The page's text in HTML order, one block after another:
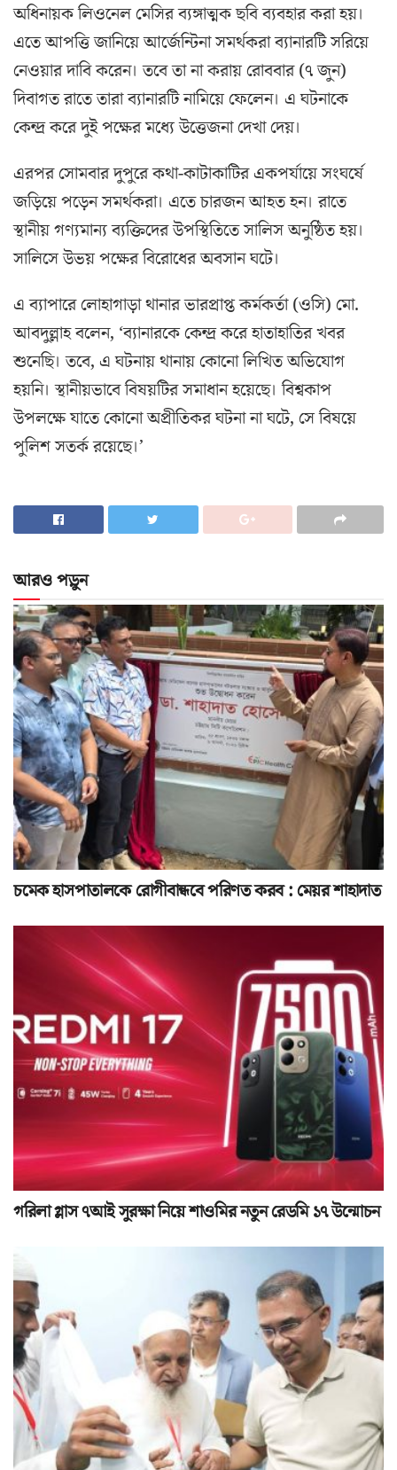
অধিনায়ক লিওনেল মেসির ব্যঙ্গাত্মক ছবি ব্যবহার করা হয়।
এতে আপত্তি জানিয়ে আর্জেন্টিনা সমর্থকরা ব্যানারটি সরিয়ে
নেওয়ার দাবি করেন। তবে তা না করায় রোববার (৭ জুন)
দিবাগত রাতে তারা ব্যানারটি নামিয়ে ফেলেন। এ ঘটনাকে
কেন্দ্র করে দুই পক্ষের মধ্যে উত্তেজনা দেখা দেয়।
এরপর সোমবার দুপুরে কথা-কাটাকাটির একপর্যায়ে সংঘর্ষে
জড়িয়ে পড়েন সমর্থকরা। এতে চারজন আহত হন। রাতে
স্থানীয় গণ্যমান্য ব্যক্তিদের উপস্থিতিতে সালিস অনুষ্ঠিত হয়।
সালিসে উভয় পক্ষের বিরোধের অবসান ঘটে।
এ ব্যাপারে লোহাগাড়া থানার ভারপ্রাপ্ত কর্মকর্তা (ওসি) মো.
আবদুল্লাহ বলেন, ‘ব্যানারকে কেন্দ্র করে হাতাহাতির খবর
শুনেছি। তবে, এ ঘটনায় থানায় কোনো লিখিত অভিযোগ
হয়নি। স্থানীয়ভাবে বিষয়টির সমাধান হয়েছে। বিশ্বকাপ
উপলক্ষে যাতে কোনো অপ্রীতিকর ঘটনা না ঘটে, সে বিষয়ে
পুলিশ সতর্ক রয়েছে।’
আরও পড়ুন
চমেক হাসপাতালকে রোগীবান্ধবে পরিণত করব : মেয়র শাহাদাত
গরিলা গ্লাস ৭আই সুরক্ষা নিয়ে শাওমির নতুন রেডমি ১৭ উন্মোচন